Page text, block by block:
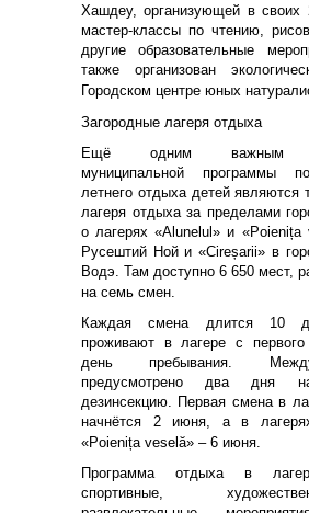
Хашдеу, организующей в своих
мастер-классы по чтению,
другие образовательные
также организован
Городском центре юных
Загородные лагеря отдыха
Ещё одним важным
муниципальной программы
летнего отдыха детей являются
лагеря отдыха за пределами
о лагерях «Alunelul» и
Русештий Ной и «Cireșarii» в
Водэ. Там доступно 6 650 мест,
на семь смен.
Каждая смена длится 10
проживают в лагере с
день пребывания.
предусмотрено два дня
дезинсекцию. Первая смена в
начнётся 2 июня, а в
«Poienița veselă» – 6 июня.
Программа отдыха в
спортивные,